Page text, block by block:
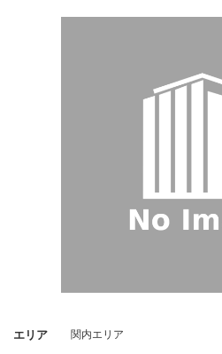
エリア 関内エリア